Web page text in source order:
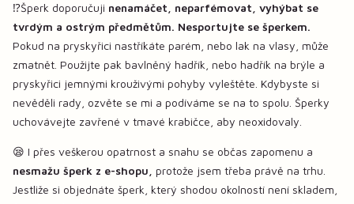
⁉️Šperk doporučuji nenamáčet, neparfémovat, vyhýbat se
tvrdým a ostrým předmětům. Nesportujte se šperkem.
Pokud na pryskyřici nastříkáte parém, nebo lak na vlasy, může
zmatnět. Použijte pak bavlněný hadřík, nebo hadřík na brýle a
pryskyřici jemnými krouživými pohyby vyleštěte. Kdybyste si
nevěděli rady, ozvěte se mi a podíváme se na to spolu. Šperky
uchovávejte zavřené v tmavé krabičce, aby neoxidovaly.
😪 I přes veškerou opatrnost a snahu se občas zapomenu a
nesmažu šperk z e-shopu,
protože jsem třeba právě na trhu.
Jestliže si objednáte šperk, který shodou okolností není skladem,